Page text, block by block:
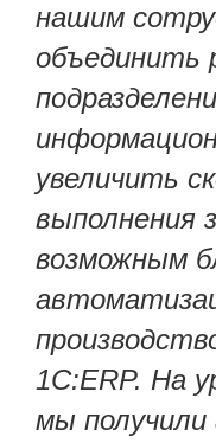
нашим
объединить
увеличить
выполнения
возможным
1С:ERP. На
мы